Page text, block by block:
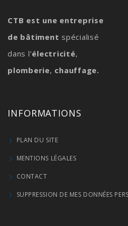
CTB est une entreprise
de bâtiment spécialisé
dans l’électricité,
plomberie, chauffage.
INFORMATIONS
PLAN DU SITE
MENTIONS LÉGALES
CONTACT
SUPPRESSION DE MES DONNÉES